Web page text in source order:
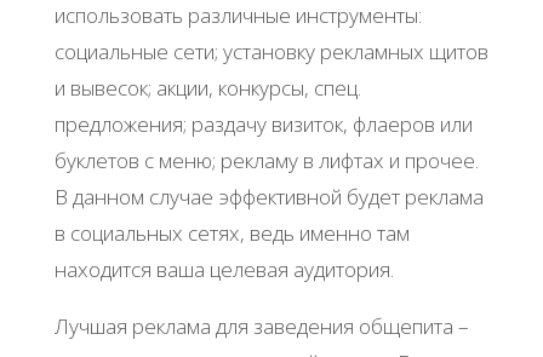
использовать различные инструменты:
социальные сети; установку рекламных щитов
и вывесок; акции, конкурсы, спец.
предложения; раздачу визиток, флаеров или
буклетов с меню; рекламу в лифтах и прочее.
В данном случае эффективной будет реклама
в социальных сетях, ведь именно там
находится ваша целевая аудитория.
Лучшая реклама для заведения общепита –